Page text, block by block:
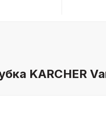
KARCHER